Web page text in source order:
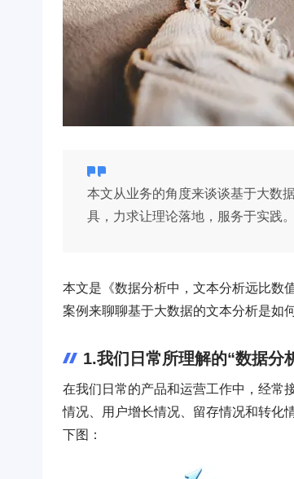
本文从业务的角度来谈谈基于大数
具，力求让理论落地，服务于实践
本文是《数据分析中，文本分析远比数
案例来聊聊基于大数据的文本分析是如
1.我们日常所理解的“数据分
在我们日常的产品和运营工作中，经常
情况、用户增长情况、留存情况和转化
下图：